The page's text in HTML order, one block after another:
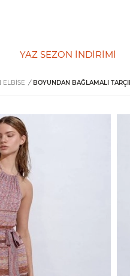
YAZ SEZON İNDIRIMI
ELBISE / BOYUNDAN BAĞLAMALI